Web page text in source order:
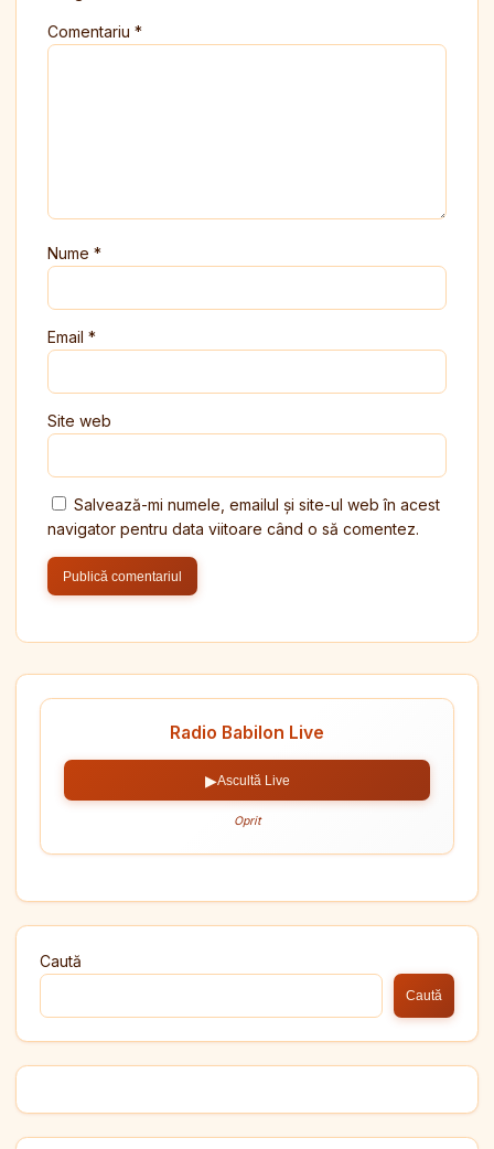
Comentariu *
Nume *
Email *
Site web
Salvează-mi numele, emailul și site-ul web în acest
navigator pentru data viitoare când o să comentez.
Radio Babilon Live
▶Ascultă Live
Oprit
Caută
Caută